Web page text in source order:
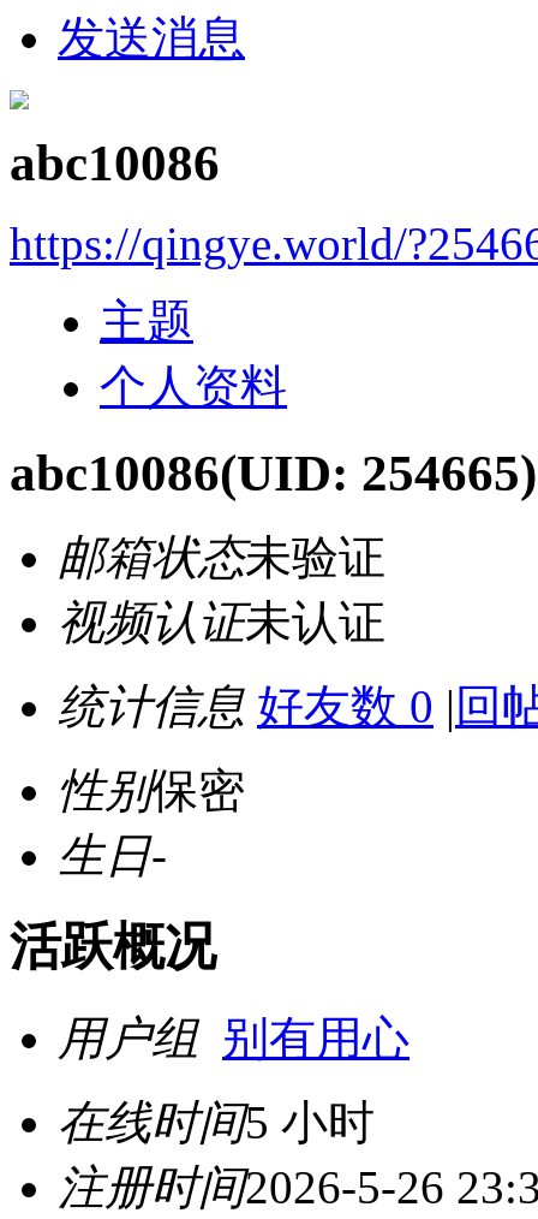
发送消息
abc10086
https://qingye.world/
主题
个人资料
abc10086(UID: 254665)
邮箱状态未验证
视频认证未认证
统计信息 好友数 0 | 回
性别保密
生日-
活跃概况
用户组 别有用心
在线时间5 小时
注册时间2026-5-26